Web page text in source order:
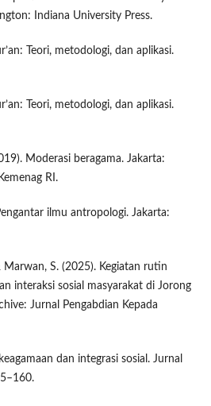
Indiana University Press.
Teori, metodologi, dan aplikasi.
Teori, metodologi, dan aplikasi.
Moderasi beragama. Jakarta:
RI.
ilmu antropologi. Jakarta:
Marwan, S. (2025). Kegiatan rutin
interaksi sosial masyarakat di Jorong
Jurnal Pengabdian Kepada
dan integrasi sosial. Jurnal